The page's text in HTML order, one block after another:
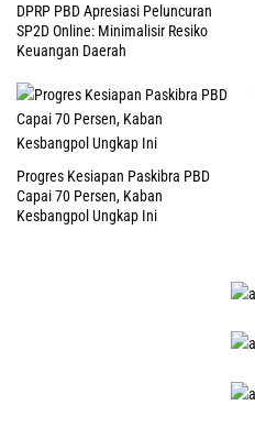
DPRP PBD Apresiasi Peluncuran
SP2D Online: Minimalisir Resiko
Keuangan Daerah
Progres Kesiapan Paskibra PBD
Capai 70 Persen, Kaban
Kesbangpol Ungkap Ini